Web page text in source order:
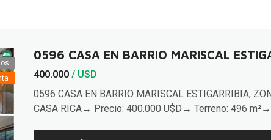
0596 CASA EN BARRIO MARISCAL
400.000 / USD
0596 CASA EN BARRIO MARISCAL ESTIGARRIBIA,
CASA RICA→ Precio: 400.000 U$D→ Terreno: 496 m²→
República Argentina y a 2 cuadras de Casa